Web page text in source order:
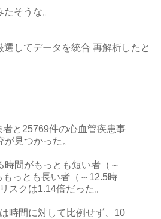
そうな。
してデータを統合 再解析したと
者と25769件の心血管疾患事
見つかった。
時間がもっとも短い者（～
っとも長い者（～12.5時
スクは1.14倍だった。
時間に対して比例せず、10